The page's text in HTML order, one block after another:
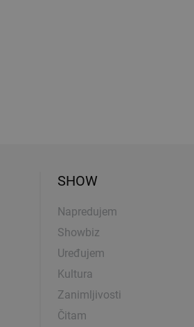
SHOW
Napredujem
Showbiz
Uređujem
Kultura
Zanimljivosti
Čitam